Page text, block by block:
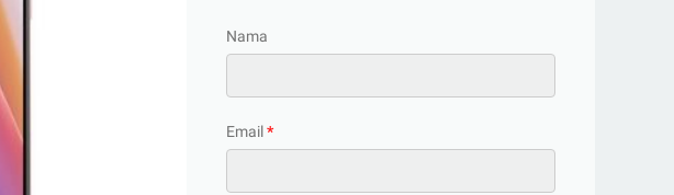
Nama
Email *